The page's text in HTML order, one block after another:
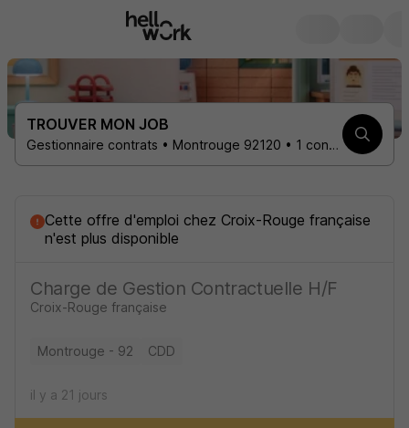
TROUVER MON JOB
Gestionnaire contrats • Montrouge 92120 • 1 contrat
Cette offre d'emploi chez Croix-Rouge française
n'est plus disponible
Charge de Gestion Contractuelle H/F
Croix-Rouge française
Montrouge - 92 CDD
il y a 21 jours